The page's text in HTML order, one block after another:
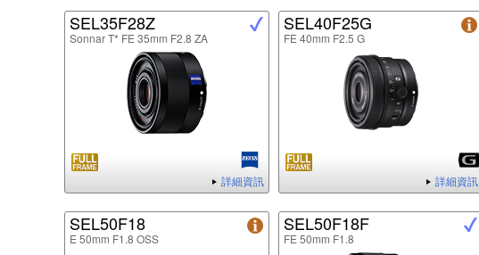
SEL35F28Z
Sonnar T* FE 35mm F2.8 ZA
詳細資訊
SEL40F25G
FE 40mm F2.5 G
詳細資訊
SEL50F18
E 50mm F1.8 OSS
SEL50F18F
FE 50mm F1.8